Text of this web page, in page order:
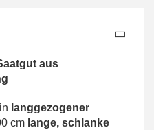
aus
langgezogener
cm lange, schlanke